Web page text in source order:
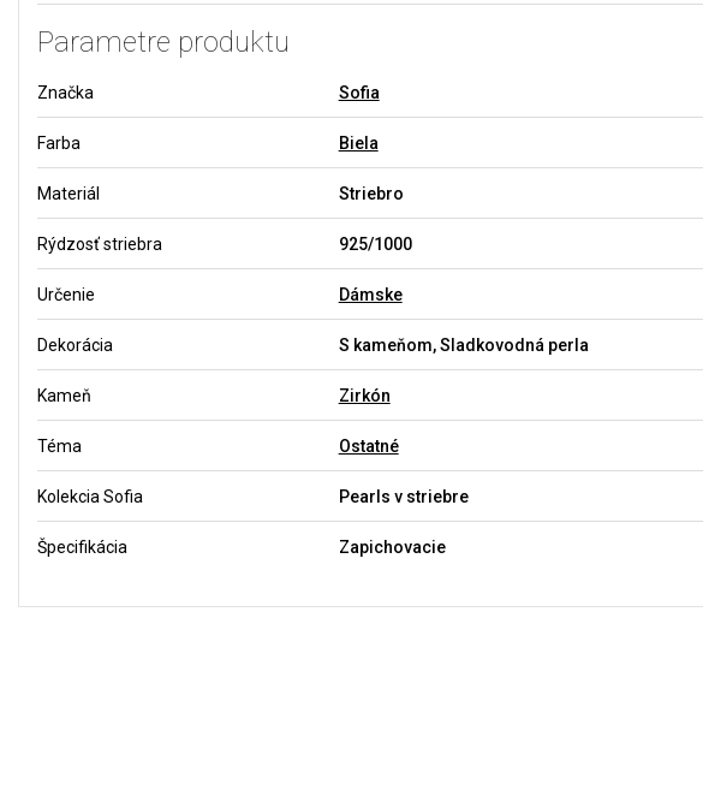
Parametre produktu
Značka Sofia
Farba Biela
Materiál Striebro
Rýdzosť striebra 925/1000
Určenie Dámske
Dekorácia S kameňom, Sladkovodná perla
Kameň Zirkón
Téma Ostatné
Kolekcia Sofia Pearls v striebre
Špecifikácia Zapichovacie